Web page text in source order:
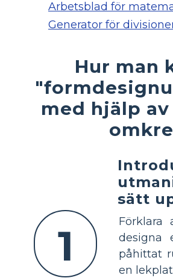
Arbetsblad för
Generator för
Hur man
med hjälp av
1
sätt
Förklara
designa
påhittat
en